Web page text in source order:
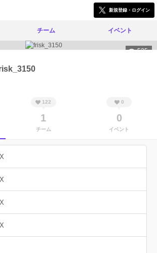
新規登録・ログイン
チーム イベント
525
122
1
チーム
0
0
イベント
X
X
X
X